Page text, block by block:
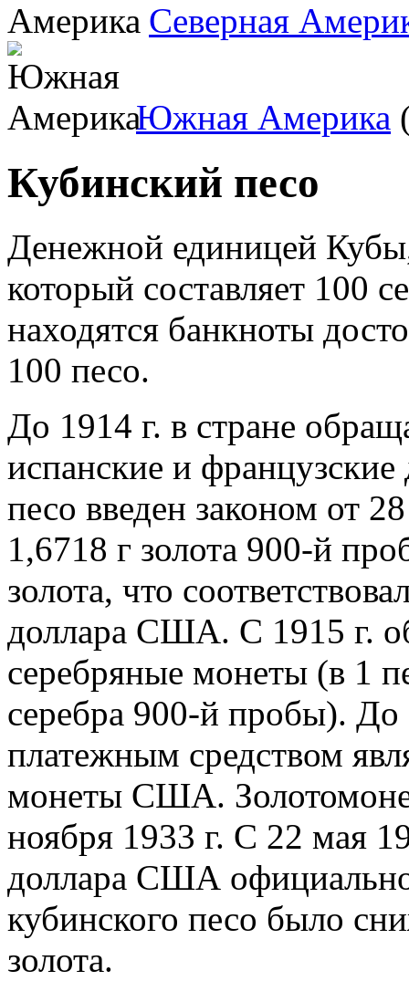
Северная
Южная Америка
Кубинский песо
Денежной единицей
который составляет 100
находятся банкноты
100 песо.
До 1914 г. в стране
испанские и
песо введен законом от
1,6718 г золота 900-й
золота, что
доллара США. С 1915 г.
серебряные монеты (в 1
серебра 900-й пробы).
платежным средством
монеты США.
ноября 1933 г. С 22 мая
доллара США
кубинского песо было
золота.